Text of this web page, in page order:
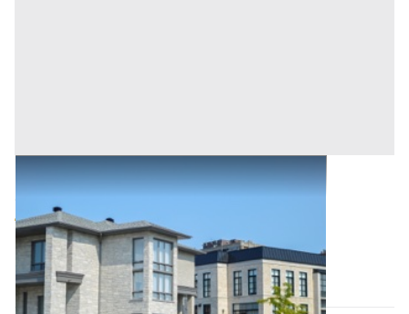
Abitazione di Tipo Civile all'asta a Padova
Stanghella (Padova)
42.000 € 56.000 €
Codice asta:fb48af74
Asta chiusa